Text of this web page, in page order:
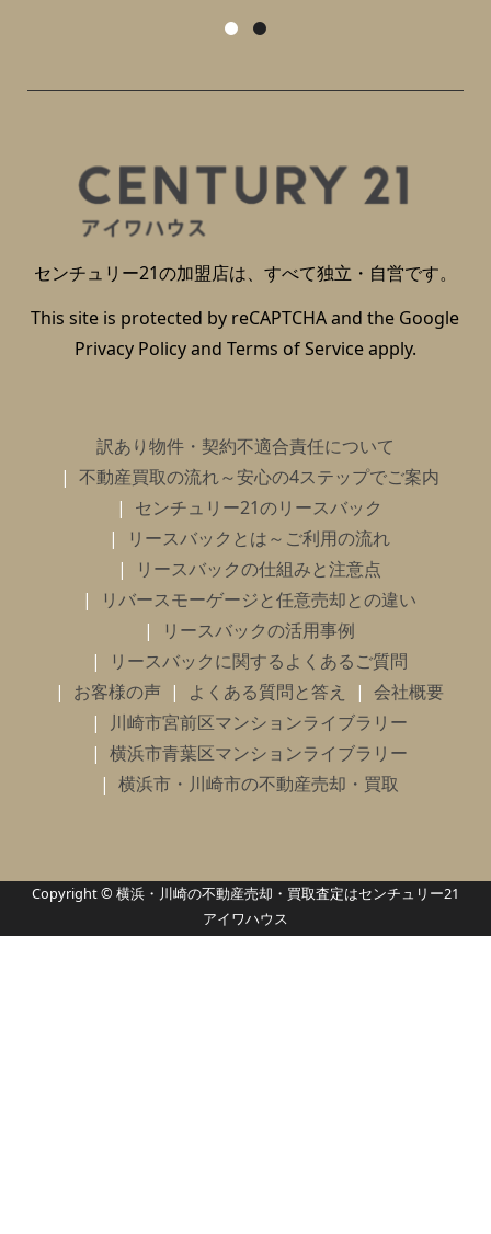
センチュリー21の加盟店は、すべて独立・自営です。
This site is protected by reCAPTCHA and the Google
Privacy Policyand Terms of Serviceapply.
訳あり物件・契約不適合責任について
不動産買取の流れ～安心の4ステップでご案内
センチュリー21のリースバック
リースバックとは～ご利用の流れ
リースバックの仕組みと注意点
リバースモーゲージと任意売却との違い
リースバックの活用事例
リースバックに関するよくあるご質問
お客様の声
よくある質問と答え
会社概要
川崎市宮前区マンションライブラリー
横浜市青葉区マンションライブラリー
横浜市・川崎市の不動産売却・買取
Copyright © 横浜・川崎の不動産売却・買取査定はセンチュリー21
アイワハウス